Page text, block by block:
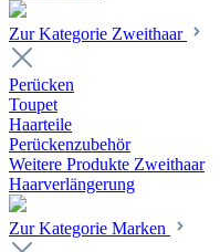
Zur Kategorie Zweithaar
Perücken
Toupet
Haarteile
Perückenzubehör
Weitere Produkte Zweithaar
Haarverlängerung
Zur Kategorie Marken